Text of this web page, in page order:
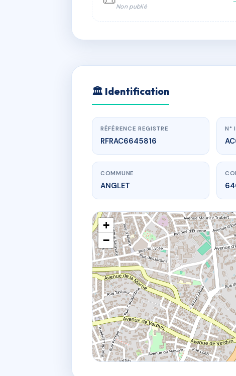
📞 Contacter Syndic Digital 💬
Non publié
45 r de
🏛 Identification
RÉFÉRENCE REGISTRE
RFRAC6645816
N°
COMMUNE
ANGLET
+
−